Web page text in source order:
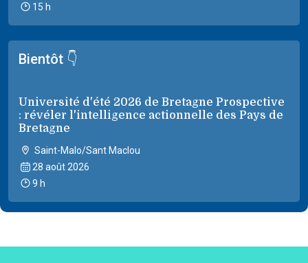
15 h
Bientôt 👇
Université d'été 2026 de Bretagne Prospective
: révéler l'intelligence actionnelle des Pays de
Bretagne
Saint-Malo/Sant Maclou
28 août 2026
9 h